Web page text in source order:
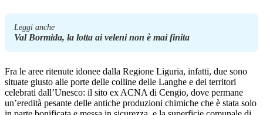
Leggi anche
Val Bormida, la lotta ai veleni non è mai finita
Fra le aree ritenute idonee dalla Regione Liguria, infatti, due sono
situate giusto alle porte delle colline delle Langhe e dei territori
celebrati dall’Unesco: il sito ex ACNA di Cengio, dove permane
un’eredità pesante delle antiche produzioni chimiche che è stata solo